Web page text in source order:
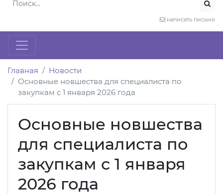
написать письмо
Главная
Новости
Основные новшества для специалиста по
закупкам с 1 января 2026 года
Основные новшества
для специалиста по
закупкам с 1 января
2026 года